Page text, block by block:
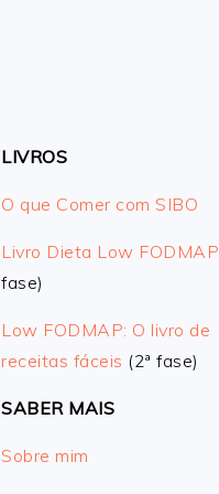
LIVROS
O que Comer com SIBO
Livro Dieta Low FODMAP
fase)
Low FODMAP: O livro de
receitas fáceis (2ª fase)
SABER MAIS
Sobre mim